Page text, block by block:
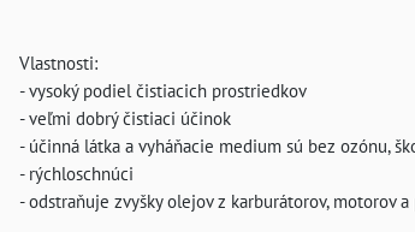
Vlastnosti:
- vysoký podiel čistiacich prostriedkov
- veľmi dobrý čistiaci účinok
- účinná látka a vyháňacie medium sú bez ozónu,
- rýchloschnúci
- odstraňuje zvyšky olejov z karburátorov, motorov